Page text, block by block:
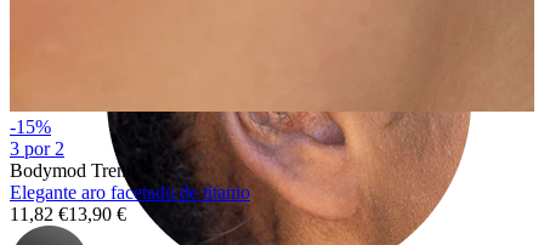
-15%
3 por 2
Bodymod Trend
Elegante aro facetado de titanio
11,82 €13,90 €